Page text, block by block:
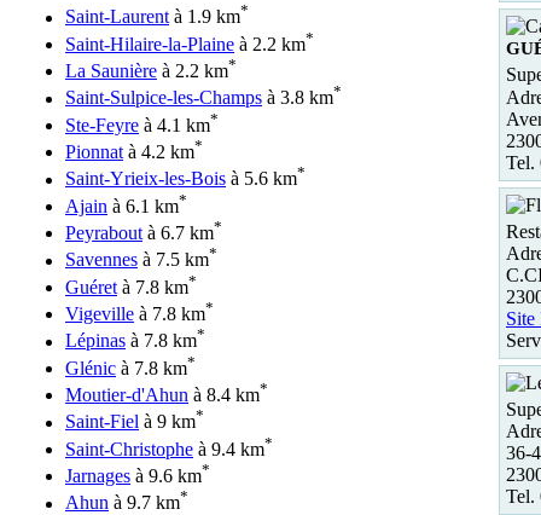
Saint-Laurentà 1.9 km*
Saint-Hilaire-la-Plaine à 2.2 km*
La Saunière à 2.2 km*
Saint-Sulpice-les-Champs à 3.8 km*
Ste-Feyre à 4.1 km*
Pionnat à 4.2 km*
Saint-Yrieix-les-Bois à 5.6 km*
Ajain à 6.1 km*
Peyrabout à 6.7 km*
Savennes à 7.5 km*
Guéret à 7.8 km*
Vigeville à 7.8 km*
Lépinas à 7.8 km*
Glénic à 7.8 km*
Moutier-d'Ahun à 8.4 km*
Saint-Fiel à 9 km*
Saint-Christophe à 9.4 km*
Jarnages à 9.6 km*
Ahun à 9.7 km*
Tel.
Site
36-
Tel.